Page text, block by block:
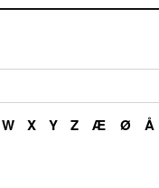
W X Y Z Æ Ø Å